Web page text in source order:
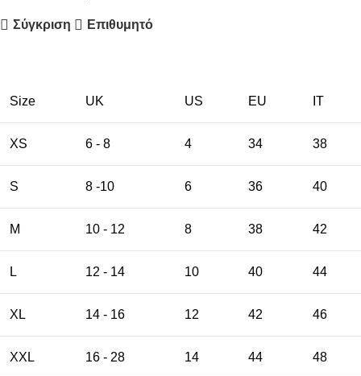
Σύγκριση Επιθυμητό
Size UK US EU ΙΤ
XS 6 - 8 4 34 38
S 8 -10 6 36 40
M 10 - 12 8 38 42
L 12 - 14 10 40 44
XL 14 - 16 12 42 46
XXL 16 - 28 14 44 48